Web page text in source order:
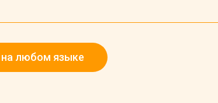
на любом языке